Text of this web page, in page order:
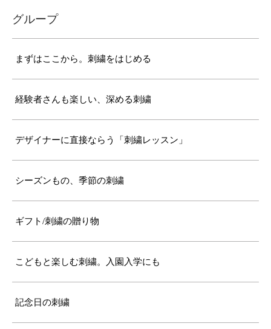
グループ
まずはここから。刺繍をはじめる
経験者さんも楽しい、深める刺繍
デザイナーに直接ならう「刺繍レッスン」
シーズンもの、季節の刺繍
ギフト/刺繍の贈り物
こどもと楽しむ刺繍。入園入学にも
記念日の刺繍